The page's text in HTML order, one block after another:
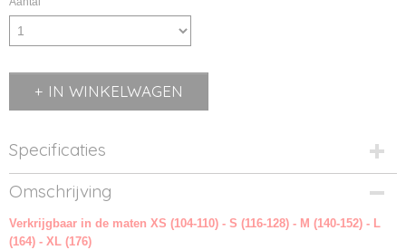
IN WINKELWAGEN
Specificaties
Productcode
GIL18600B-36
Productcode leverancier
GIL18600B
Omschrijving
Verkrijgbaar in de maten XS (104-110) - S (116-128) - M (140-152) - L
(164) - XL (176)